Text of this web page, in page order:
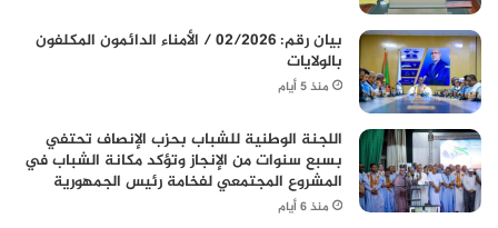
بيان رقم: 02/2026 / الأمناء الدائمون المكلفون
بالولايات
منذ 5 أيام
اللجنة الوطنية للشباب بحزب الإنصاف تحتفي
بسبع سنوات من الإنجاز وتؤكد مكانة الشباب في
المشروع المجتمعي لفخامة رئيس الجمهورية
منذ 6 أيام